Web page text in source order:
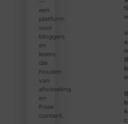
een
platform
voor
bloggers
en
lezers
die
houden
van
afwisseling
en
frisse
content.